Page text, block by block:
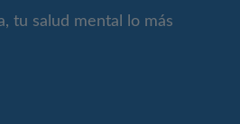
tu salud mental lo más